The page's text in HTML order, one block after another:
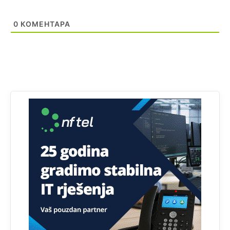
0 КОМЕНТАРА
Анонимно2818605 јуче 11:28
Prema podacima o informaciono-komunikacionim
tehnologijama, čak 33,4% domaćinstava u BiH uopšte
nema pristup računaru bilo koje vrste (desktop, laptop ili
Анонимно2818605 јуче 11:34
Najveći dio populacije starije od 65 godina uopšte ne
koristi internet, niti ima pristup računarima
Анонимно2818605 јуче
Uvođenje pravila da se umjesto dosadašnjeg znaka "X"